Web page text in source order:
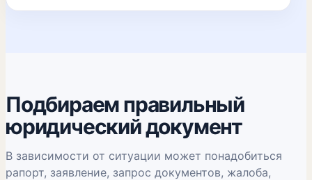
Подбираем правильный
юридический документ
В зависимости от ситуации может понадобиться
рапорт, заявление, запрос документов, жалоба,